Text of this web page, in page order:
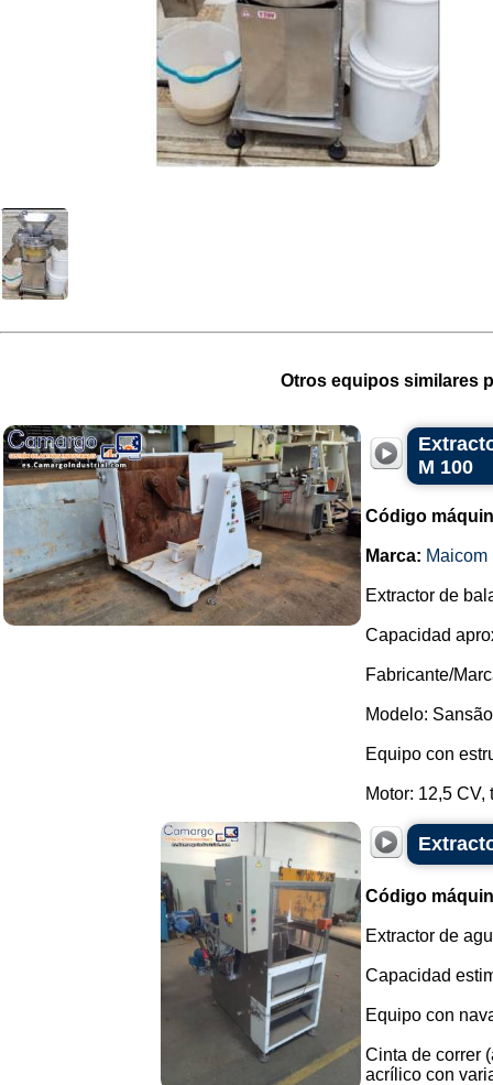
Otros equipos similares
M 100
Código
Marca: Maicom
Extractor de
Capacidad
Fabricante/
Modelo:
Equipo con
Motor: 12,5 CV,
Código
Extractor de
Capacidad
Equipo con
Cinta de correr
acrílico con